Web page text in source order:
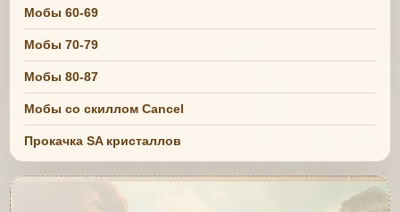
Мобы 60-69
Мобы 70-79
Мобы 80-87
Мобы со скиллом Cancel
Прокачка SA кристаллов